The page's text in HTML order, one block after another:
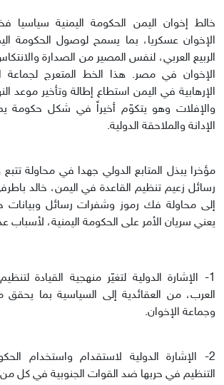
خالط إخوان اليمن الحكومة اليمنية سياسيا
الإخوان عسكريا، بما يسمح لوصول الحكومة
الربيع العربي، لنفس المصير من الصدارة
الإخوان في مصر. هذا الخط المتعرج لجماعة
الإرهابية في اليمن استطاع إطالة وتأخير موعد
والإفلات وهو يتكوّم أخيراً في شكل حكومة
الإدانة والملاحقة الدولية.
مؤخرا يبذل المتابع الدولي جهدا في محاولة
رسائل زعيم تنظيم القاعدة في اليمن، خالد
إلى محاولة فك رموز وشفرات رسائل وبيانات
يعني سريان الأمر على الحكومة اليمنية، لأسباب
1- الإشارة الدولية لتغيّر منهجية القيادة
العرب، من العقائدية إلى السياسية بما يحقق
وجماعة الإخوان.
2- الإشارة الدولية لاستقدام واستخدام
التنظيم في حربها ضد القوات الجنوبية في كل